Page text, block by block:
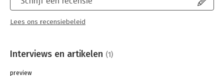
Lees ons recensiebeleid
Interviews en artikelen (1)
preview